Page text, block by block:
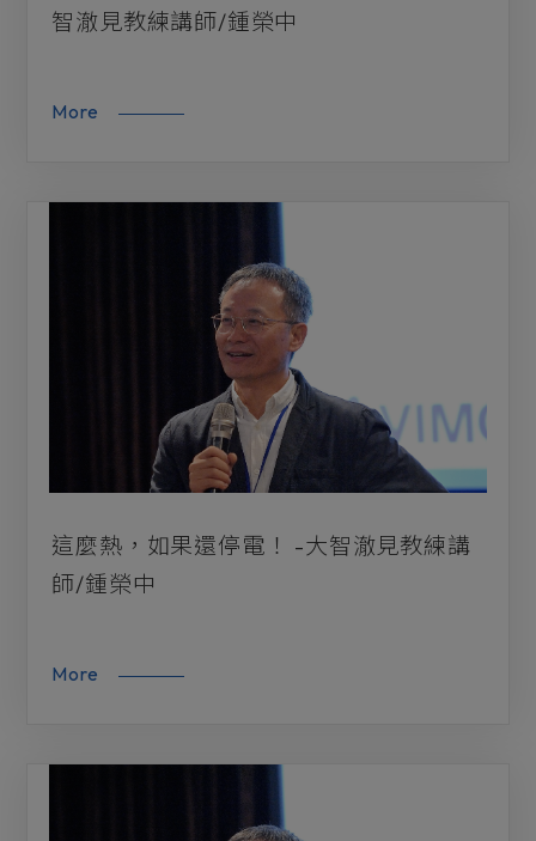
智澈見教練講師/鍾榮中
More
這麼熱，如果還停電！ -大智澈見教練講
師/鍾榮中
More